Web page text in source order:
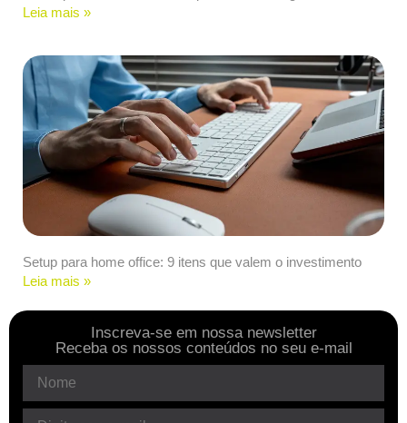
Leia mais »
Setup para home office: 9 itens que valem o investimento
Leia mais »
Inscreva-se em nossa newsletter
Receba os nossos conteúdos no seu e-mail